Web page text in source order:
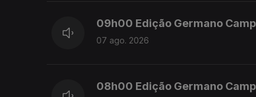
09h00 Edição Germano
07 ago. 2026
08h00 Edição Germano